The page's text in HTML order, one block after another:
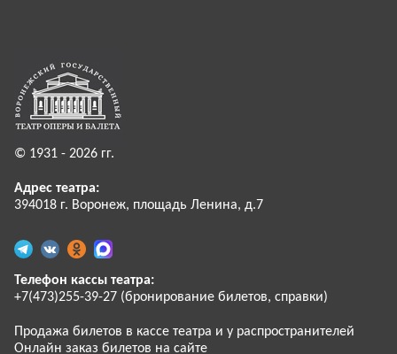
© 1931 - 2026 гг.
Адрес театра:
394018 г. Воронеж, площадь Ленина, д.7
Телефон кассы театра:
+7(473)255-39-27 (бронирование билетов, справки)
Продажа билетов в кассе театра и у распространителей
Онлайн заказ билетов на сайте